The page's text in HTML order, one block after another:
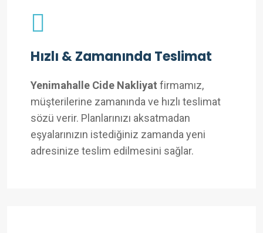
Hızlı & Zamanında Teslimat
Yenimahalle Cide Nakliyat firmamız,
müşterilerine zamanında ve hızlı teslimat
sözü verir. Planlarınızı aksatmadan
eşyalarınızın istediğiniz zamanda yeni
adresinize teslim edilmesini sağlar.